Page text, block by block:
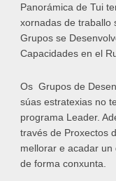
Panorámica de Tui
xornadas de traballo
Grupos se
Capacidades en el
Os Grupos de
súas estratexias no
programa Leader.
través de Proxectos
mellorar e acadar
de forma conxunta.